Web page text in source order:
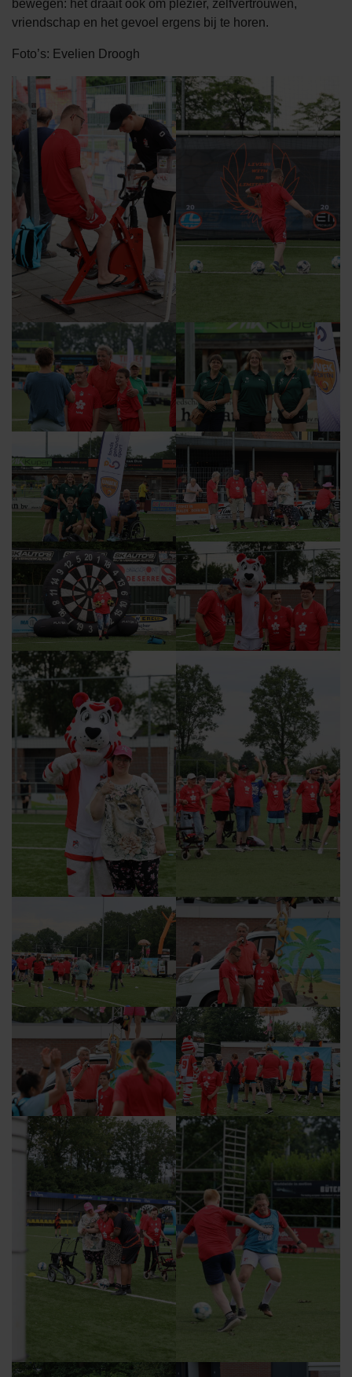
bewegen: het draait ook om plezier, zelfvertrouwen,
vriendschap en het gevoel ergens bij te horen.
Foto’s: Evelien Droogh